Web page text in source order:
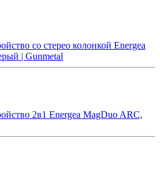
со стерео колонкой Energea
| Gunmetal
2в1 Energea MagDuo ARC,